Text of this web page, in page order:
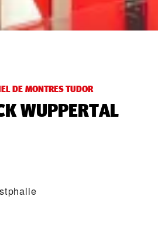
DE MONTRES TUDOR
WUPPERTAL‬